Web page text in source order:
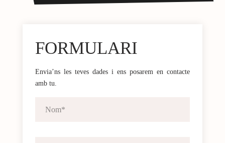
FORMULARI
Envia’ns les teves dades i ens posarem en contacte
amb tu.